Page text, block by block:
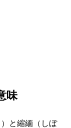
味
と縮緬（しぼ